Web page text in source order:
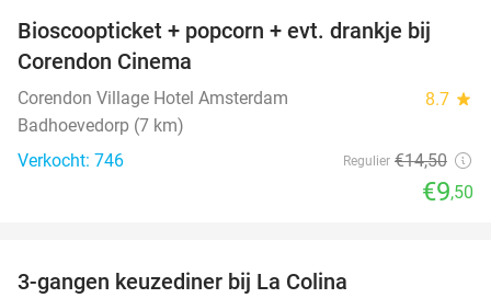
34%
Bioscoopticket + popcorn + evt. drankje bij
Corendon Cinema
Corendon Village Hotel Amsterdam 8.7 star
Badhoevedorp (7 km)
Verkocht: 746
Regulier €14,50
€9,50
3-gangen keuzediner bij La Colina